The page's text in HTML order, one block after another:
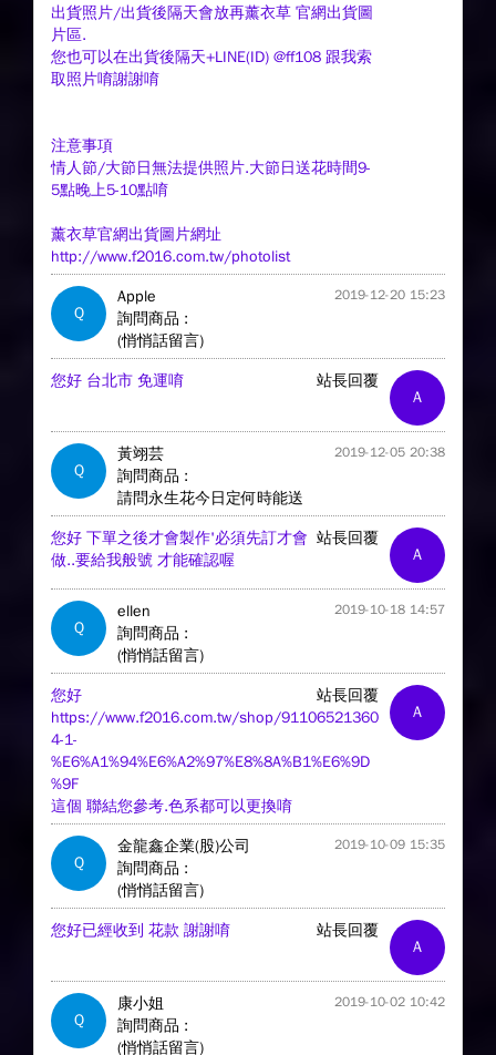
出貨照片/出貨後隔天會放再薰衣草 官網出貨圖
片區.
您也可以在出貨後隔天+LINE(ID) @ff108 跟我索
取照片唷謝謝唷
注意事項
情人節/大節日無法提供照片.大節日送花時間9-
5點晚上5-10點唷
薰衣草官網出貨圖片網址
http://www.f2016.com.tw/photolist
Q
Apple 2019-12-20 15:23
詢問商品 :
(悄悄話留言)
A
站長回覆
您好 台北市 免運唷
Q
黃翊芸 2019-12-05 20:38
詢問商品 :
請問永生花今日定何時能送
A
站長回覆
您好 下單之後才會製作'必須先訂才會
做..要給我般號 才能確認喔
Q
ellen 2019-10-18 14:57
詢問商品 :
(悄悄話留言)
A
站長回覆
您好
https://www.f2016.com.tw/shop/91106521360
4-1-
%E6%A1%94%E6%A2%97%E8%8A%B1%E6%9D
%9F
這個 聯結您參考.色系都可以更換唷
Q
金龍鑫企業(股)公司 2019-10-09 15:35
詢問商品 :
(悄悄話留言)
A
站長回覆
您好已經收到 花款 謝謝唷
Q
康小姐 2019-10-02 10:42
詢問商品 :
(悄悄話留言)